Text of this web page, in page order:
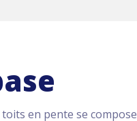
en pente se compose